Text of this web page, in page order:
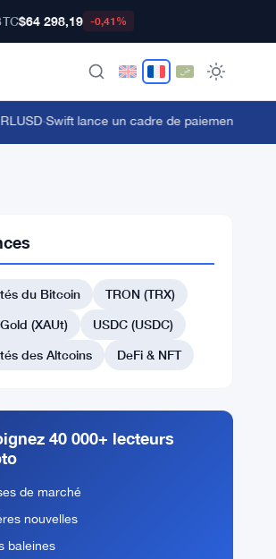
$64 298,19 -0,41%
·Swift lance un cadre de paiement
du Bitcoin
TRON (TRX)
(XAUt)
USDC (USDC)
des Altcoins
DeFi & NFT
40 000+ lecteurs
de marché
nouvelles
baleines